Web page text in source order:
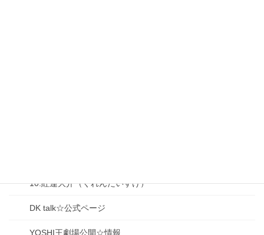
10.紅蓮大介（ぐれんだいすけ）
DK talk☆公式ページ
YOSHI王劇場公開☆情報